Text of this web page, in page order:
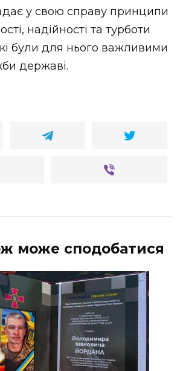
у свою справу принципи
надійності та турботи
були для нього важливими
державі.
може сподобатися